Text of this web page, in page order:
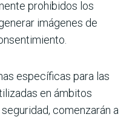
prohibidos los
imágenes de
específicas para las
en ámbitos
comenzarán a